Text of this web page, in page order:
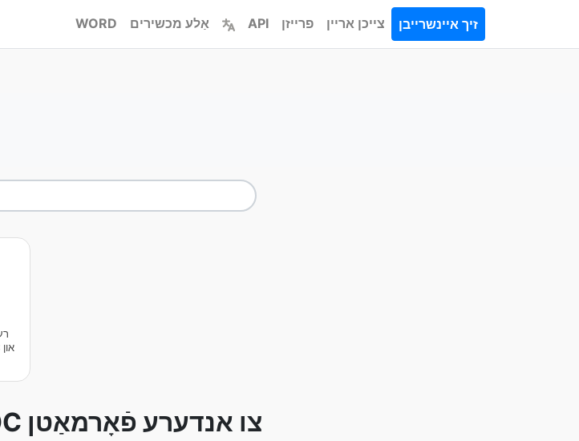
WORD אַלע מכשירים API פרייזן צייכן אריין זיך איינשרייבן
קאָנווערטירן DOC צו אנדערע פֿאָרמאַטן